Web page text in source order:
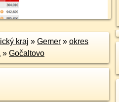
kraj » Gemer » okres
» Gočaltovo